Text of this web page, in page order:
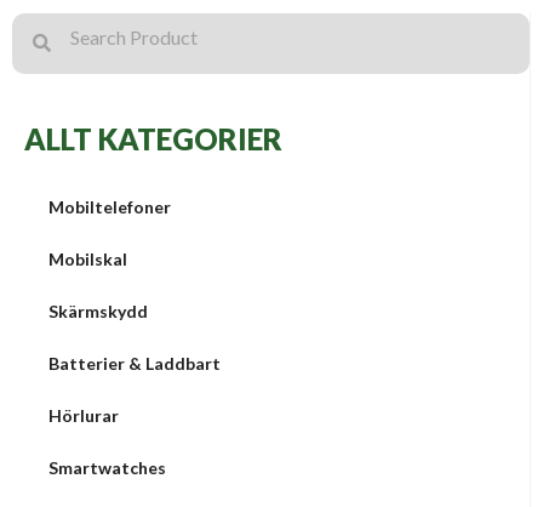
SearchSearch
ALLT KATEGORIER
Mobiltelefoner
Mobilskal
Skärmskydd
Batterier & Laddbart
Hörlurar
Smartwatches